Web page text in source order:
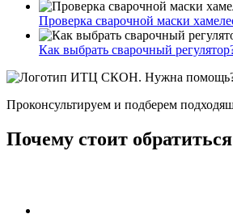
Проверка сварочной маски
Как выбрать сварочный
Нужна
Проконсультируем и подберем
Почему стоит